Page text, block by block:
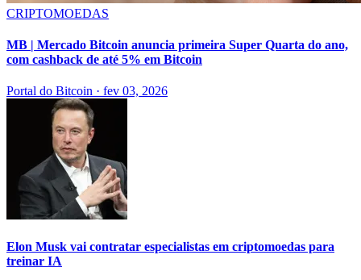
CRIPTOMOEDAS
MB | Mercado Bitcoin anuncia primeira Super Quarta do ano,
com cashback de até 5% em Bitcoin
Portal do Bitcoin · fev 03, 2026
Elon Musk vai contratar especialistas em criptomoedas para
treinar IA